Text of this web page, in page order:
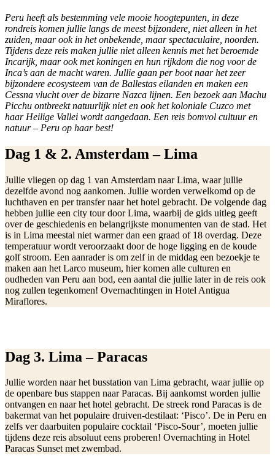
Peru heeft als bestemming vele mooie hoogtepunten, in deze
rondreis komen jullie langs de meest bijzondere, niet alleen in het
zuiden, maar ook in het onbekende, maar spectaculaire, noorden.
Tijdens deze reis maken jullie niet alleen kennis met het beroemde
Incarijk, maar ook met koningen en hun rijkdom die nog voor de
Inca’s aan de macht waren. Jullie gaan per boot naar het zeer
bijzondere ecosysteem van de Ballestas eilanden en maken een
Cessna vlucht over de bizarre Nazca lijnen. Een bezoek aan Machu
Picchu ontbreekt natuurlijk niet en ook het koloniale Cuzco met
haar Heilige Vallei wordt aangedaan. Een reis bomvol cultuur en
natuur – Peru op haar best!
Dag 1 & 2. Amsterdam – Lima
Jullie vliegen op dag 1 van Amsterdam naar Lima, waar jullie
dezelfde avond nog aankomen. Jullie worden verwelkomd op de
luchthaven en per transfer naar het hotel gebracht. De volgende dag
hebben jullie een city tour door Lima, waarbij de gids uitleg geeft
over de geschiedenis en belangrijkste monumenten van de stad. Het
is in Lima meestal niet warmer dan een graad of 18 overdag. Deze
temperatuur wordt veroorzaakt door de hoge ligging en de koude
golf stroom. Een aanrader is om zelf in de middag een bezoekje te
maken aan het Larco museum, hier komen alle culturen en
oudheden van Peru aan bod, een aantal die jullie later in de reis ook
nog zullen tegenkomen! Overnachtingen in Hotel Antigua
Miraflores.
Dag 3. Lima – Paracas
Jullie worden naar het busstation van Lima gebracht, waar jullie op
de openbare bus stappen naar Paracas. Bij aankomst worden jullie
ontvangen en naar het hotel gebracht. De streek rond Paracas is de
bakermat van het populaire druiven-destilaat: ‘Pisco’. De in Peru en
zelfs ver daarbuiten populaire cocktail ‘Pisco-Sour’, moeten jullie
tijdens deze reis absoluut eens proberen! Overnachting in Hotel
Paracas Sunset met zwembad.